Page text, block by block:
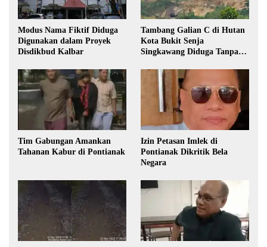
Modus Nama Fiktif Diduga
Digunakan dalam Proyek
Disdikbud Kalbar
Tambang Galian C di Hutan
Kota Bukit Senja
Singkawang Diduga Tanpa
Tim Gabungan Amankan
Tahanan Kabur di Pontianak
Izin Petasan Imlek di
Pontianak Dikritik Bela
Negara